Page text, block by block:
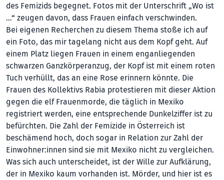
des Femizids begegnet. Fotos mit der Unterschrift „Wo ist
…“ zeugen davon, dass Frauen einfach verschwinden.
Bei eigenen Recherchen zu diesem Thema stoße ich auf
ein Foto, das mir tagelang nicht aus dem Kopf geht. Auf
einem Platz liegen Frauen in einem enganliegenden
schwarzen Ganzkörperanzug, der Kopf ist mit einem roten
Tuch verhüllt, das an eine Rose erinnern könnte. Die
Frauen des Kollektivs Rabia protestieren mit dieser Aktion
gegen die elf Frauenmorde, die täglich in Mexiko
registriert werden, eine entsprechende Dunkelziffer ist zu
befürchten. Die Zahl der Femizide in Österreich ist
beschämend hoch, doch sogar in Relation zur Zahl der
Einwohner:innen sind sie mit Mexiko nicht zu vergleichen.
Was sich auch unterscheidet, ist der Wille zur Aufklärung,
der in Mexiko kaum vorhanden ist. Mörder, und hier ist es